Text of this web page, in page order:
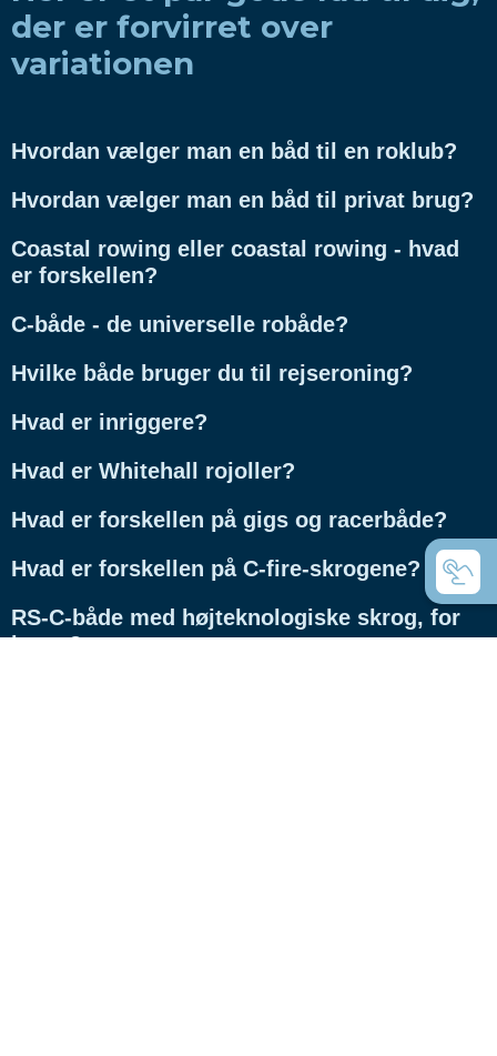
der er forvirret over
variationen
Hvordan vælger man en båd til en roklub?
Hvordan vælger man en båd til privat brug?
Coastal rowing eller coastal rowing - hvad
er forskellen?
C-både - de universelle robåde?
Hvilke både bruger du til rejseroning?
Hvad er inriggere?
Hvad er Whitehall rojoller?
Hvad er forskellen på gigs og racerbåde?
Hvad er forskellen på C-fire-skrogene?
RS-C-både med højteknologiske skrog, for
hvem?